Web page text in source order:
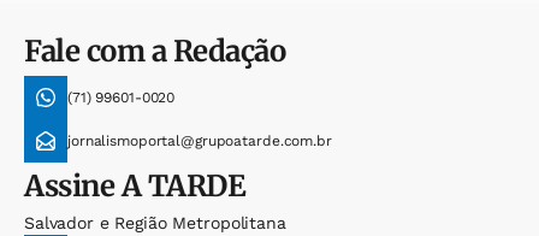
Fale com a Redação
(71) 99601-0020
jornalismoportal@grupoatarde.com.br
AssineA TARDE
Salvador e Região Metropolitana